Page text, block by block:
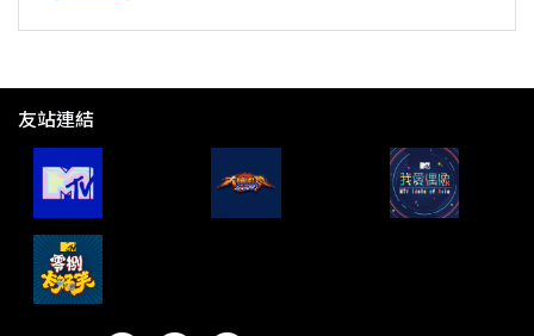
友站連結